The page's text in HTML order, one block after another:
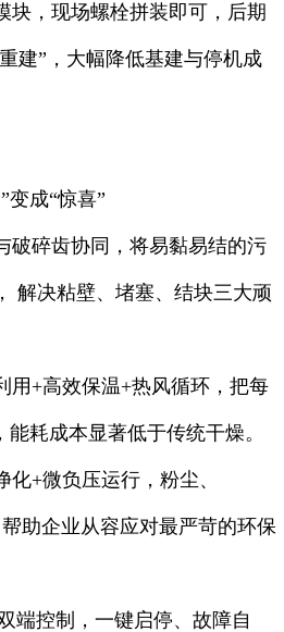
块，现场螺栓拼装即可，后期
建”，大幅降低基建与停机成
变成“惊喜”
碎齿协同，将易黏易结的污
解决粘壁、堵塞、结块三大顽
+高效保温+热风循环，把每
耗成本显著低于传统干燥。
+微负压运行，粉尘、
助企业从容应对最严苛的环保
端控制，一键启停、故障自